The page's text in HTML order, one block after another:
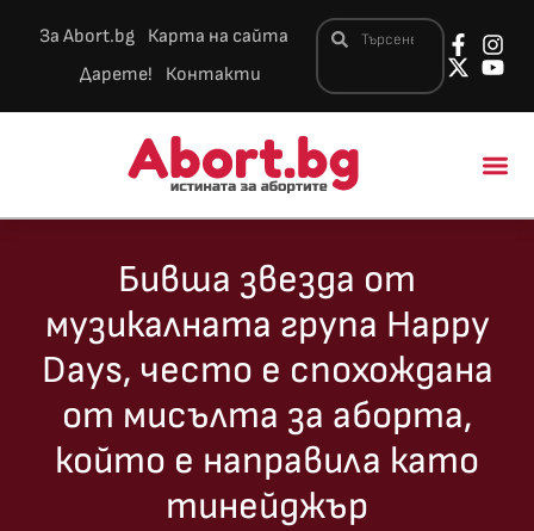
За Abort.bg
Карта на сайта
Дарете!
Контакти
Бивша звезда от
музикалната група Happy
Days, често е спохождана
от мисълта за аборта,
който е направила като
тинейджър